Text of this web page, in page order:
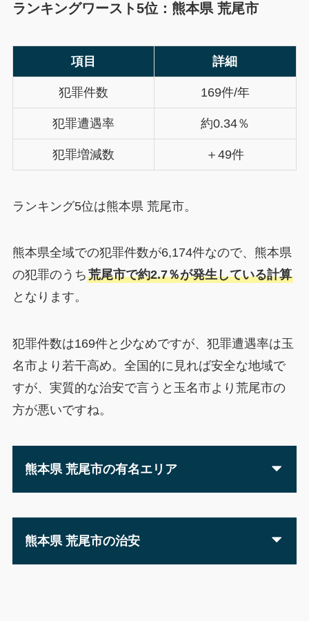
ランキングワースト5位：熊本県 荒尾市
項目 詳細
犯罪件数 169件/年
犯罪遭遇率 約0.34％
犯罪増減数 ＋49件
ランキング5位は熊本県 荒尾市。
熊本県全域での犯罪件数が6,174件なので、熊本県
の犯罪のうち荒尾市で約2.7％が発生している計算
となります。
犯罪件数は169件と少なめですが、犯罪遭遇率は玉
名市より若干高め。全国的に見れば安全な地域で
すが、実質的な治安で言うと玉名市より荒尾市の
方が悪いですね。
熊本県 荒尾市の有名エリア
熊本県 荒尾市の治安